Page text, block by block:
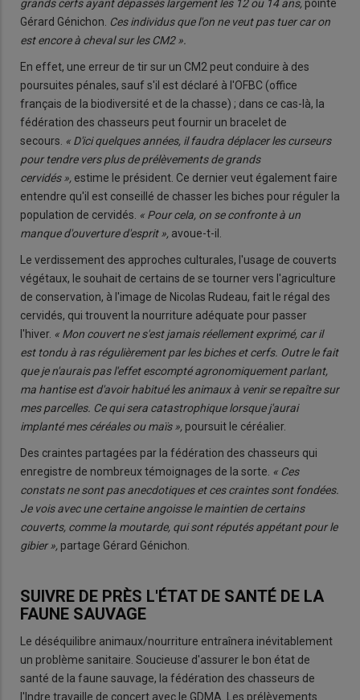
grands cerfs ayant dépassés largement les 12 ou 14 ans, pointe
Gérard Génichon. Ces individus que l'on ne veut pas tuer car on
est encore à cheval sur les CM2 ».
En effet, une erreur de tir sur un CM2 peut conduire à des
poursuites pénales, sauf s'il est déclaré à l'OFBC (office
français de la biodiversité et de la chasse) ; dans ce cas-là, la
fédération des chasseurs peut fournir un bracelet de
secours. « D'ici quelques années, il faudra déplacer les curseurs
pour tendre vers plus de prélèvements de grands
cervidés », estime le président. Ce dernier veut également faire
entendre qu'il est conseillé de chasser les biches pour réguler la
population de cervidés. « Pour cela, on se confronte à un
manque d'ouverture d'esprit », avoue-t-il.
Le verdissement des approches culturales, l'usage de couverts
végétaux, le souhait de certains de se tourner vers l'agriculture
de conservation, à l'image de Nicolas Rudeau, fait le régal des
cervidés, qui trouvent la nourriture adéquate pour passer
l'hiver. « Mon couvert ne s'est jamais réellement exprimé, car il
est tondu à ras régulièrement par les biches et cerfs. Outre le fait
que je n'aurais pas l'effet escompté agronomiquement parlant,
ma hantise est d'avoir habitué les animaux à venir se repaître sur
mes parcelles. Ce qui sera catastrophique lorsque j'aurai
implanté mes céréales ou maïs », poursuit le céréalier.
Des craintes partagées par la fédération des chasseurs qui
enregistre de nombreux témoignages de la sorte. « Ces
constats ne sont pas anecdotiques et ces craintes sont fondées.
Je vois avec une certaine angoisse le maintien de certains
couverts, comme la moutarde, qui sont réputés appétant pour le
gibier », partage Gérard Génichon.
SUIVRE DE PRÈS L'ÉTAT DE SANTÉ DE LA
FAUNE SAUVAGE
Le déséquilibre animaux/nourriture entraînera inévitablement
un problème sanitaire. Soucieuse d'assurer le bon état de
santé de la faune sauvage, la fédération des chasseurs de
l'Indre travaille de concert avec le GDMA. Les prélèvements